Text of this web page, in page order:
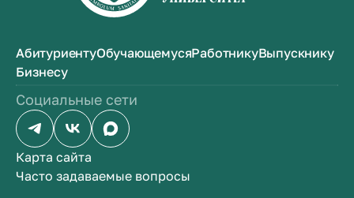
АбитуриентуОбучающемусяРаботникуВыпускнику
Бизнесу
Социальные сети
Карта сайта
Часто задаваемые вопросы